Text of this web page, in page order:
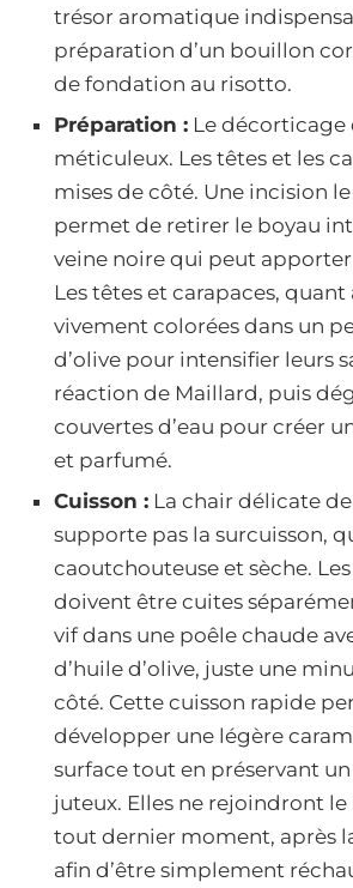
trésor aromatique
préparation d’un bouillon
de fondation au risotto.
Préparation : Le
méticuleux. Les têtes et les
mises de côté. Une incision
permet de retirer le boyau
veine noire qui peut
Les têtes et carapaces, quant
vivement colorées dans un
d’olive pour intensifier leurs
réaction de Maillard, puis
couvertes d’eau pour créer
et parfumé.
Cuisson : La chair délicate
supporte pas la surcuisson,
caoutchouteuse et sèche.
doivent être cuites
vif dans une poêle chaude
d’huile d’olive, juste une
côté. Cette cuisson rapide
développer une légère
surface tout en préservant
juteux. Elles ne rejoindront le
tout dernier moment, après
afin d’être simplement